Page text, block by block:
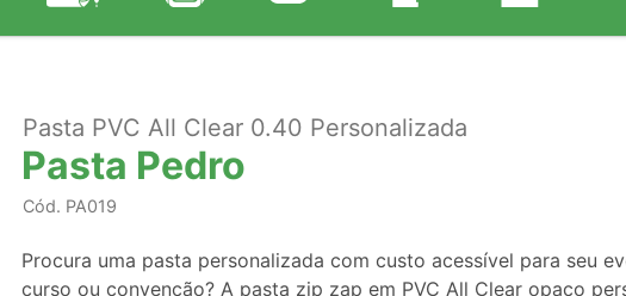
Pasta PVC All Clear 0.40 Personalizada
Pasta Pedro
Cód. PA019
Procura uma pasta personalizada com custo acessível para seu
curso ou convenção? A pasta zip zap em PVC All Clear opaco